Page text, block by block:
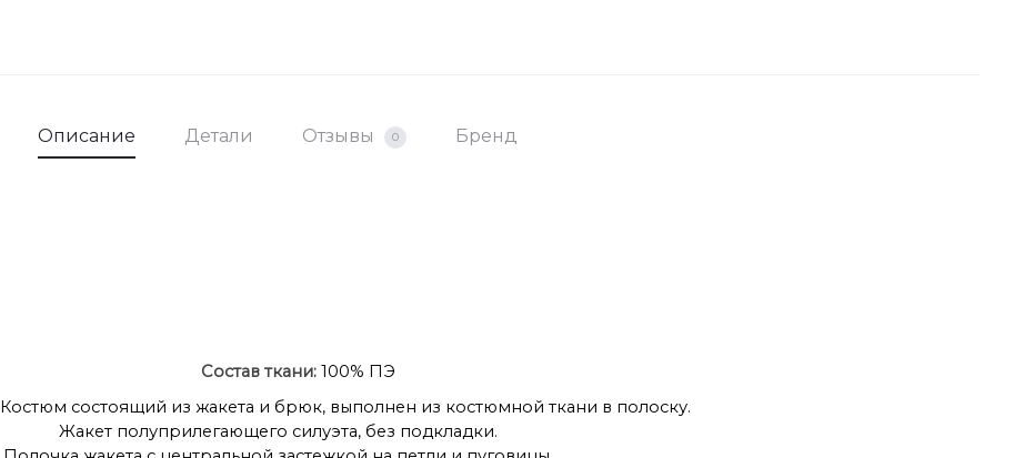
Описание Детали Отзывы 0 Бренд
Состав ткани:100% ПЭ
Костюм состоящий из жакета и брюк, выполнен из костюмной ткани в полоску.
Жакет полуприлегающего силуэта, без подкладки.